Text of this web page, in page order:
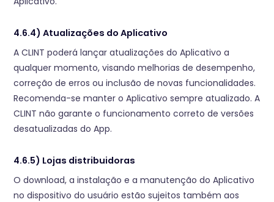
4.6.4) Atualizações do Aplicativo
A CLINT poderá lançar atualizações do Aplicativo a
qualquer momento, visando melhorias de desempenho,
correção de erros ou inclusão de novas funcionalidades.
Recomenda-se manter o Aplicativo sempre atualizado. A
CLINT não garante o funcionamento correto de versões
desatualizadas do App.
4.6.5) Lojas distribuidoras
O download, a instalação e a manutenção do Aplicativo
no dispositivo do usuário estão sujeitos também aos